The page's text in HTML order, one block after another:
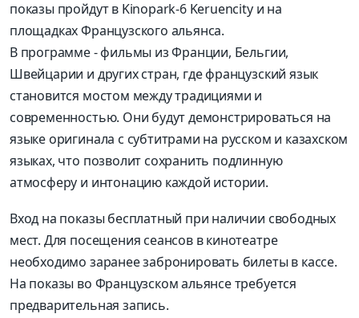
показы пройдут в Kinopark-6 Keruencity и на
площадках Французского альянса.
В программе - фильмы из Франции, Бельгии,
Швейцарии и других стран, где французский язык
становится мостом между традициями и
современностью. Они будут демонстрироваться на
языке оригинала с субтитрами на русском и казахском
языках, что позволит сохранить подлинную
атмосферу и интонацию каждой истории.
Вход на показы бесплатный при наличии свободных
мест. Для посещения сеансов в кинотеатре
необходимо заранее забронировать билеты в кассе.
На показы во Французском альянсе требуется
предварительная запись.